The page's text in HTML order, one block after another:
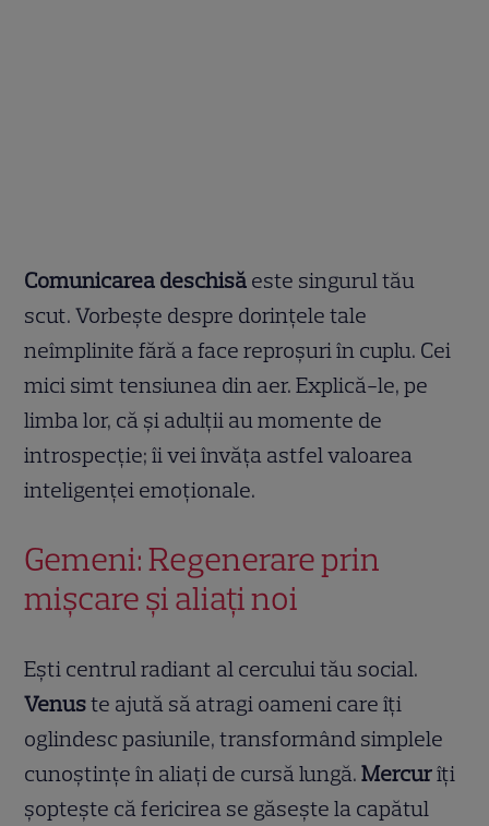
Comunicarea deschisă este singurul tău
scut. Vorbește despre dorințele tale
neîmplinite fără a face reproșuri în cuplu. Cei
mici simt tensiunea din aer. Explică-le, pe
limba lor, că și adulții au momente de
introspecție; îi vei învăța astfel valoarea
inteligenței emoționale.
Gemeni: Regenerare prin
mișcare și aliați noi
Ești centrul radiant al cercului tău social.
Venuste ajută să atragi oameni care îți
oglindesc pasiunile, transformând simplele
cunoștințe în aliați de cursă lungă.Mercurîți
șoptește că fericirea se găsește la capătul